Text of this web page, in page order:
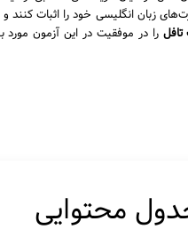
زبان انگلیسی خود را اثبات کنند
تافل را در موفقیت در این آزمون مورد
محتوایی